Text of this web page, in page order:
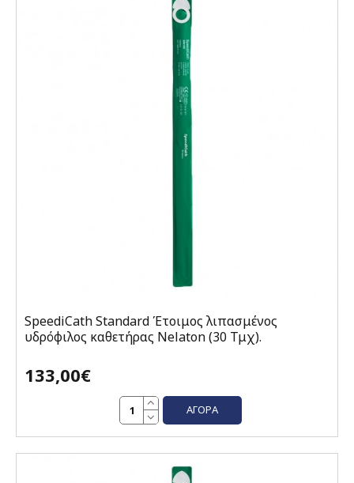
SpeediCath Standard Έτοιμος λιπασμένος
υδρόφιλος καθετήρας Nelaton (30 Τμχ).
133,00€
ΑΓΟΡΆ